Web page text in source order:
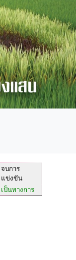
จบการ
แข่งขัน
เป็นทางการ